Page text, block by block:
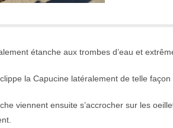
étanche aux trombes d’eau et
la Capucine latéralement de telle façon
viennent ensuite s’accrocher sur les